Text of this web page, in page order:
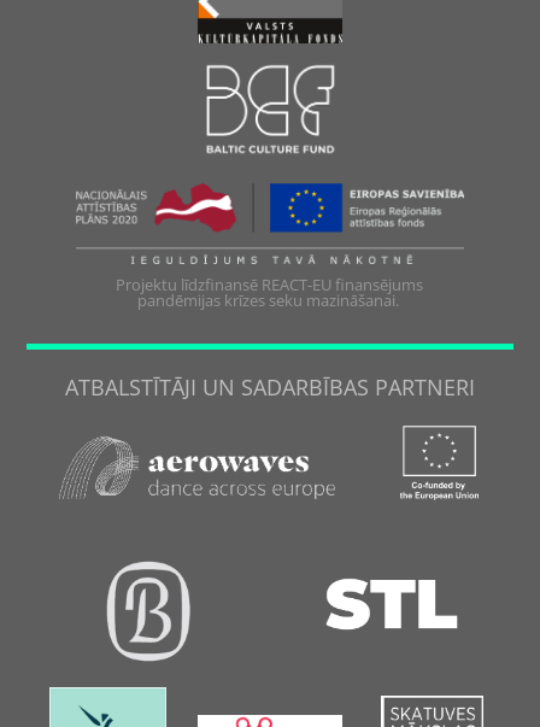
Projektu līdzfinansē REACT-EU finansējums
pandēmijas krīzes seku mazināšanai.
ATBALSTĪTĀJI UN SADARBĪBAS PARTNERI